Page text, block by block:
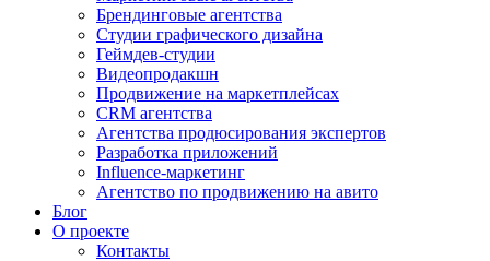
Брендинговые агентства
Студии графического дизайна
Геймдев-студии
Видеопродакшн
Продвижение на маркетплейсах
CRM агентства
Агентства продюсирования экспертов
Разработка приложений
Influence-маркетинг
Агентство по продвижению на авито
Блог
О проекте
Контакты